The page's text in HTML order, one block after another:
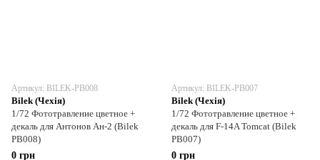
Артикул: BILEK-PB008
Bilek (Чехія)
1/72 Фототравление цветное +
декаль для Антонов Ан-2 (Bilek
PB008)
0 грн
Артикул: BILEK-PB007
Bilek (Чехія)
1/72 Фототравление цветное +
декаль для F-14A Tomcat (Bilek
PB007)
0 грн